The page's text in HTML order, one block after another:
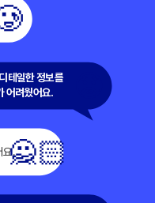
디테일한 정보를
어려웠어요.
요.🙅🏻